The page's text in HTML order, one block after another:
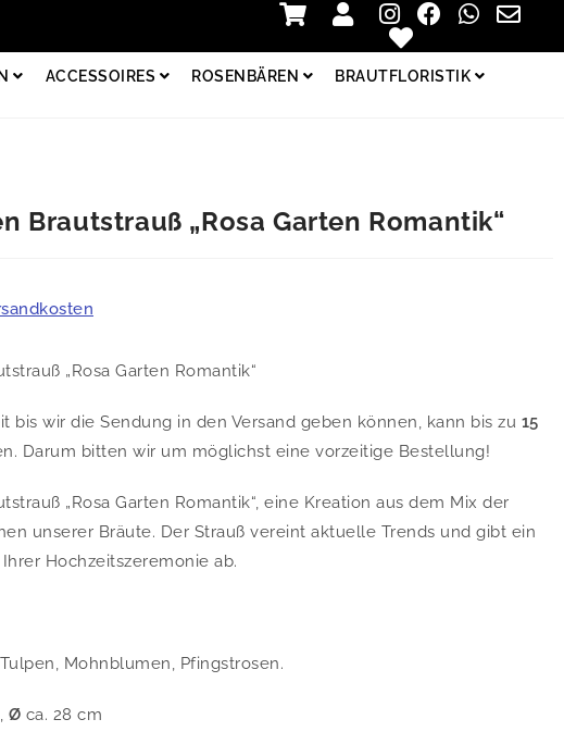
ACCESSOIRES ROSENBÄREN BRAUTFLORISTIK
Brautstrauß „Rosa Garten Romantik“
„Rosa Garten Romantik“
bis wir die Sendung in den Versand geben können, kann bis zu 15
Darum bitten wir um möglichst eine vorzeitige Bestellung!
„Rosa Garten Romantik“, eine Kreation aus dem Mix der
unserer Bräute. Der Strauß vereint aktuelle Trends und gibt ein
Hochzeitszeremonie ab.
Mohnblumen, Pfingstrosen.
Ø ca. 28 cm